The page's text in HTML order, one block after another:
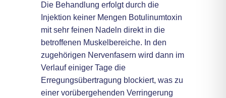
Die Behandlung erfolgt durch die
Injektion keiner Mengen Botulinumtoxin
mit sehr feinen Nadeln direkt in die
betroffenen Muskelbereiche. In den
zugehörigen Nervenfasern wird dann im
Verlauf einiger Tage die
Erregungsübertragung blockiert, was zu
einer vorübergehenden Verringerung